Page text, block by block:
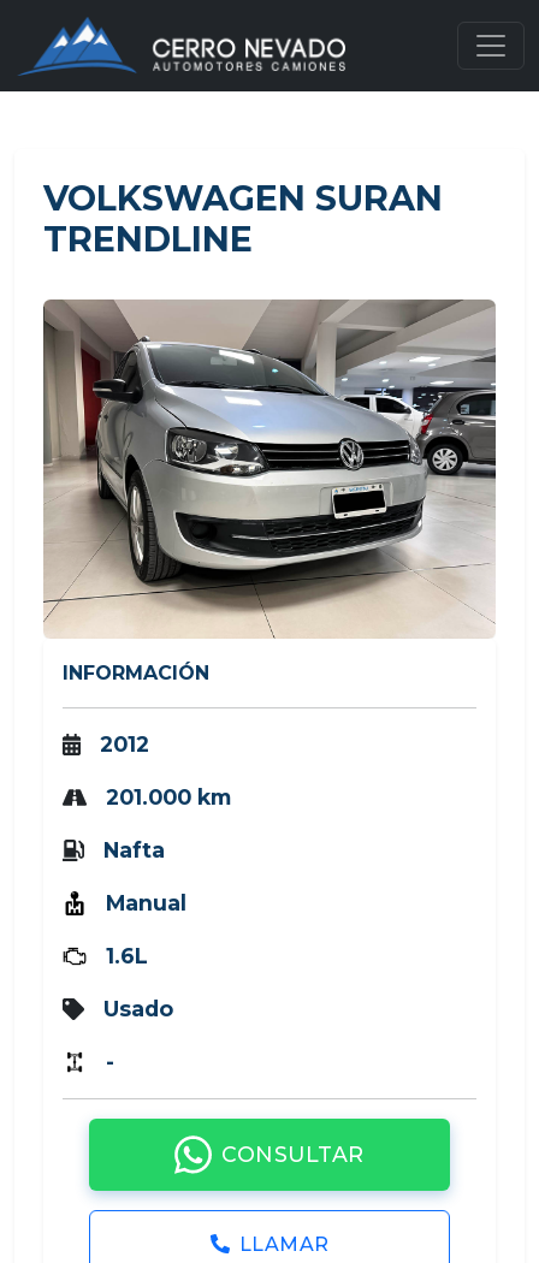
VOLKSWAGEN SURAN
TRENDLINE
INFORMACIÓN
2012
201.000 km
Nafta
Manual
1.6L
Usado
-
CONSULTAR
LLAMAR